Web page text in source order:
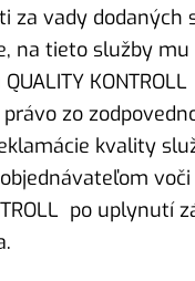
za vady dodaných
na tieto služby mu
KONTROLL
zo
kvality
po uplynutí